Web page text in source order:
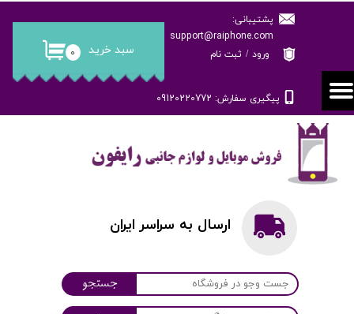
پشتیبانی:
support@raiphone.com
پیگیری سفارش: 09120220772
۰ سبد خرید ورود / ثبت نام
حساب کاربری من
تغییر گذر واژه
سفارشات
خروج از حساب کاربری
جستجو
ارسال به سراسر ایران